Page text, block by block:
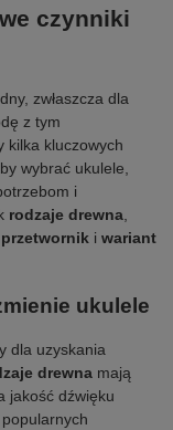
czynniki
zwłaszcza dla
z tym
kilka kluczowych
wybrać ukulele,
i
rodzaje drewna,
przetwornik i wariant
ukulele
dla uzyskania
drewna mają
jakość dźwięku